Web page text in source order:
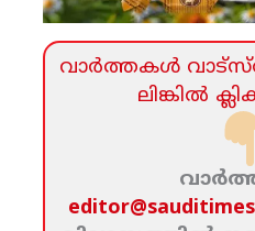
വാര്‍ത്തകള്‍
ലിങ്കില്‍